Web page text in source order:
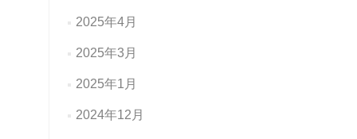
2025年4月
2025年3月
2025年1月
2024年12月